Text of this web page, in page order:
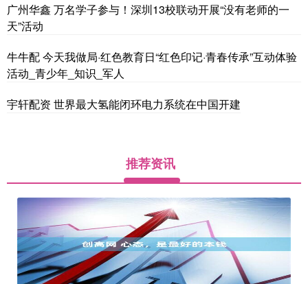
广州华鑫 万名学子参与！深圳13校联动开展“没有老师的一
天”活动
牛牛配 今天我做局·红色教育日“红色印记·青春传承”互动体验
活动_青少年_知识_军人
宇轩配资 世界最大氢能闭环电力系统在中国开建
推荐资讯